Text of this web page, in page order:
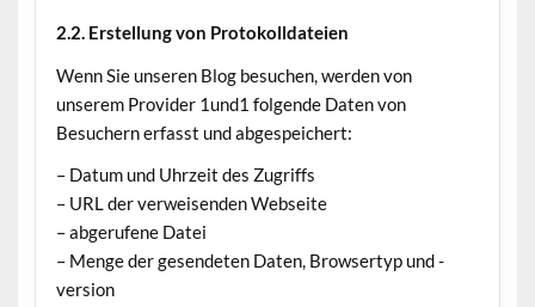
2.2. Erstellung von Protokolldateien
Wenn Sie unseren Blog besuchen, werden von
unserem Provider 1und1 folgende Daten von
Besuchern erfasst und abgespeichert:
– Datum und Uhrzeit des Zugriffs
– URL der verweisenden Webseite
– abgerufene Datei
– Menge der gesendeten Daten, Browsertyp und -
version